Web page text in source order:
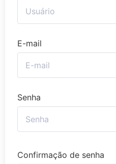
E-mail
Senha
Confirmação de senha